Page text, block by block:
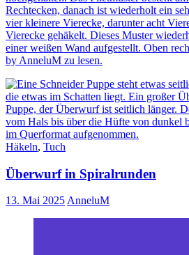
Häkeln, Tuch
Überwurf in Spiralrunden
13. Mai 2025AnneluM